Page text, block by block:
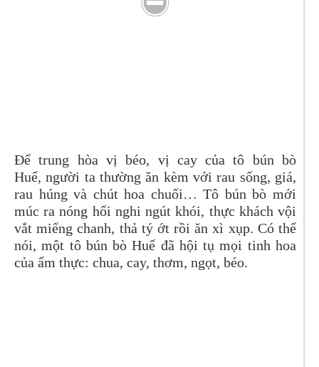
Để trung hòa vị béo, vị cay của tô bún bò
Huế, người ta thường ăn kèm với rau sống, giá,
rau húng và chút hoa chuối… Tô bún bò mới
múc ra nóng hổi nghi ngút khói, thực khách vội
vắt miếng chanh, thả tý ớt rồi ăn xì xụp. Có thể
nói, một tô bún bò Huế đã hội tụ mọi tinh hoa
của ẩm thực: chua, cay, thơm, ngọt, béo.